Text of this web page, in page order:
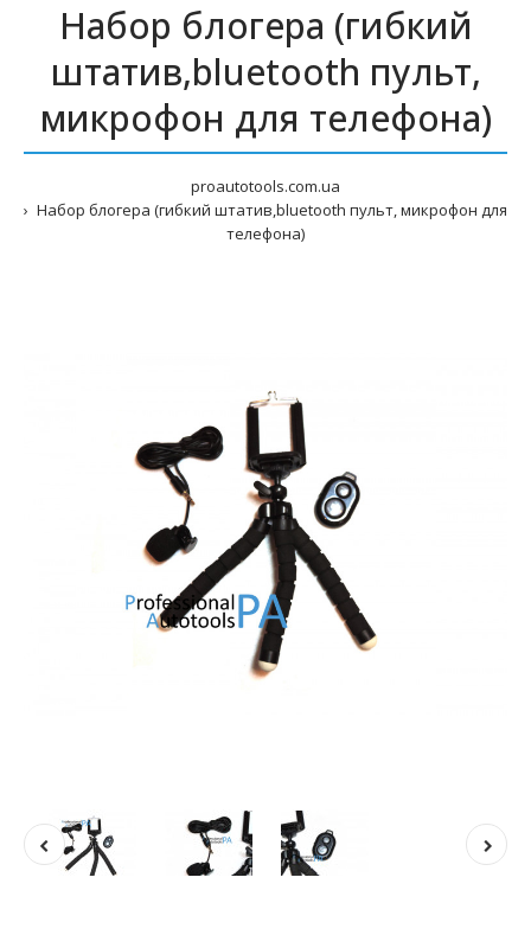
Набор блогера (гибкий
штатив,bluetooth пульт,
микрофон для телефона)
proautotools.com.ua
Набор блогера (гибкий штатив,bluetooth пульт, микрофон для
телефона)